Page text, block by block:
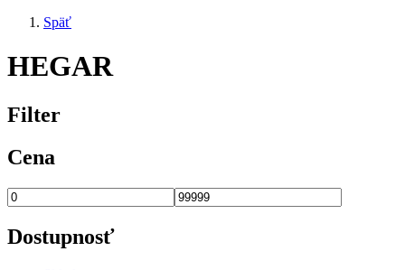
Späť
HEGAR
Filter
Cena
Dostupnosť